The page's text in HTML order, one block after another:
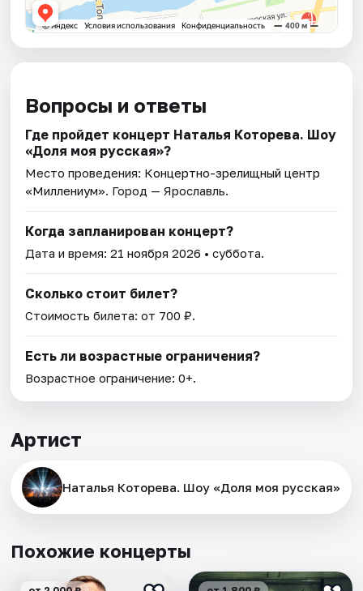
Вопросы и ответы
Где пройдет концерт Наталья Которева. Шоу
«Доля моя русская»?
Место проведения: Концертно-зрелищный центр
«Миллениум». Город — Ярославль.
Когда запланирован концерт?
Дата и время:21 ноября 2026 • суббота.
Сколько стоит билет?
Стоимость билета: от 700 ₽.
Есть ли возрастные ограничения?
Возрастное ограничение: 0+.
Артист
Наталья Которева. Шоу «Доля моя русская»
Похожие концерты